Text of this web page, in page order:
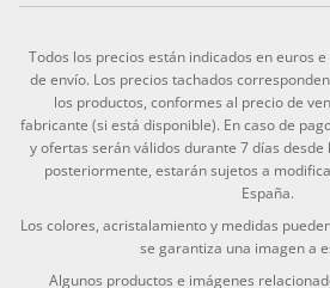
Todos los precios están indicados en euros
de envío. Los precios tachados
los productos, conformes al precio de
fabricante (si está disponible). En caso de
y ofertas serán válidos durante 7 días
posteriormente, estarán sujetos a
España.
Los colores, acristalamiento y medidas
se garantiza una imagen a
Algunos productos e imágenes